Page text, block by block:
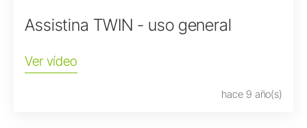
Assistina TWIN - uso general
Ver vídeo
hace 9 año(s)